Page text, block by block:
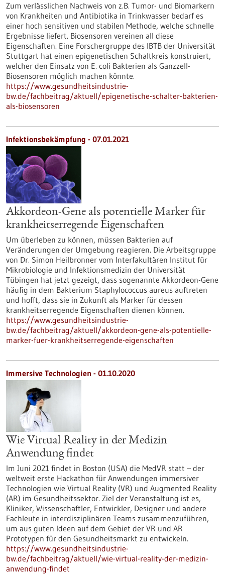
Zum verlässlichen Nachweis von z.B. Tumor- und Biomarkern
von Krankheiten und Antibiotika in Trinkwasser bedarf es
einer hoch sensitiven und stabilen Methode, welche schnelle
Ergebnisse liefert. Biosensoren vereinen all diese
Eigenschaften. Eine Forschergruppe des IBTB der Universität
Stuttgart hat einen epigenetischen Schaltkreis konstruiert,
welcher den Einsatz von E. coli Bakterien als Ganzzell-
Biosensoren möglich machen könnte.
https://www.gesundheitsindustrie-
bw.de/fachbeitrag/aktuell/epigenetische-schalter-bakterien-
als-biosensoren
Infektionsbekämpfung - 07.01.2021
Akkordeon-Gene als potentielle Marker für
krankheitserregende Eigenschaften
Um überleben zu können, müssen Bakterien auf
Veränderungen der Umgebung reagieren. Die Arbeitsgruppe
von Dr. Simon Heilbronner vom Interfakultären Institut für
Mikrobiologie und Infektionsmedizin der Universität
Tübingen hat jetzt gezeigt, dass sogenannte Akkordeon-Gene
häufig in dem Bakterium Staphylococcus aureus auftreten
und hofft, dass sie in Zukunft als Marker für dessen
krankheitserregende Eigenschaften dienen können.
https://www.gesundheitsindustrie-
bw.de/fachbeitrag/aktuell/akkordeon-gene-als-potentielle-
marker-fuer-krankheitserregende-eigenschaften
Immersive Technologien - 01.10.2020
Wie Virtual Reality in der Medizin
Anwendung findet
Im Juni 2021 findet in Boston (USA) die MedVR statt – der
weltweit erste Hackathon für Anwendungen immersiver
Technologien wie Virtual Reality (VR) und Augmented Reality
(AR) im Gesundheitssektor. Ziel der Veranstaltung ist es,
Kliniker, Wissenschaftler, Entwickler, Designer und andere
Fachleute in interdisziplinären Teams zusammenzuführen,
um aus guten Ideen auf dem Gebiet der VR und AR
Prototypen für den Gesundheitsmarkt zu entwickeln.
https://www.gesundheitsindustrie-
bw.de/fachbeitrag/aktuell/wie-virtual-reality-der-medizin-
anwendung-findet